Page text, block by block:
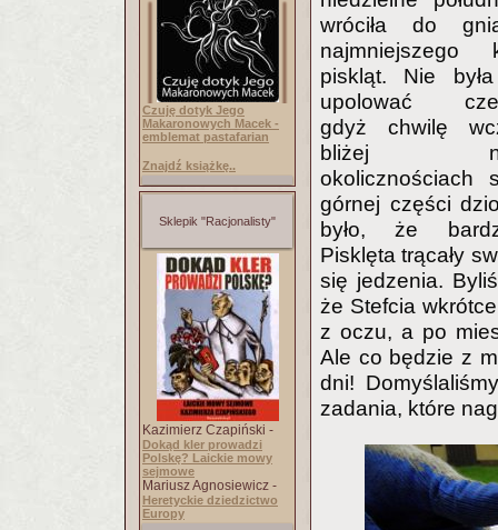
Czuję dotyk Jego
Makaronowych Macek -
emblemat pastafarian
Znajdź książkę..
Sklepik "Racjonalisty"
Kazimierz Czapiński -
Dokąd kler prowadzi
Polskę? Laickie mowy
sejmowe
Mariusz Agnosiewicz -
Heretyckie dziedzictwo
Europy
wróciła do
piskląt. Nie
upolować
gdyż chwilę
bliżej
okolicznościach
górnej części
było, że
Pisklęta trącały
się jedzenia.
że Stefcia
z oczu, a po
Ale co będzie z
dni!
zadania, które